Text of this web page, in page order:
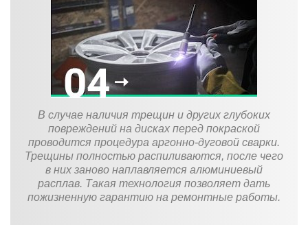
В случае наличия трещин и других глубоких
повреждений на дисках перед покраской
проводится процедура аргонно-дуговой сварки.
Трещины полностью распиливаются, после чего
в них заново наплавляется алюминиевый
расплав. Такая технология позволяет дать
пожизненную гарантию на ремонтные работы.